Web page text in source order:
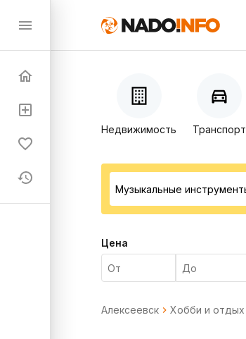
Недвижимость Транспорт
Цена
Алексеевск Хобби и отдых